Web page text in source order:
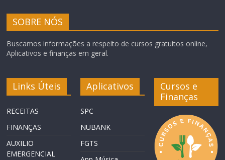
SOBRE NÓS
Buscamos informações a respeito de cursos gratuitos online,
Aplicativos e finanças em geral.
Links Úteis
RECEITAS
FINANÇAS
AUXILIO
EMERGENCIAL
Aplicativos
SPC
NUBANK
FGTS
Cursos e
Finanças